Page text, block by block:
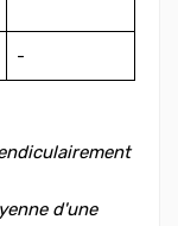
-
d'une